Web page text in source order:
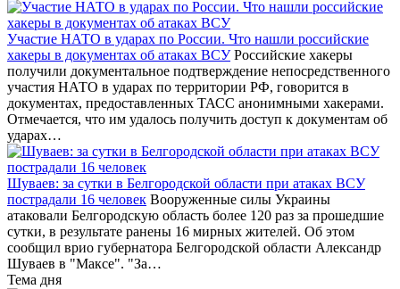
Участие НАТО в ударах по России. Что нашли российские
хакеры в документах об атаках ВСУРоссийские хакеры
получили документальное подтверждение непосредственного
участия НАТО в ударах по территории РФ, говорится в
документах, предоставленных ТАСС анонимными хакерами.
Отмечается, что им удалось получить доступ к документам об
ударах…
Шуваев: за сутки в Белгородской области при атаках ВСУ
пострадали 16 человек Вооруженные силы Украины
атаковали Белгородскую область более 120 раз за прошедшие
сутки, в результате ранены 16 мирных жителей. Об этом
сообщил врио губернатора Белгородской области Александр
Шуваев в "Максе". "За…
Тема дня